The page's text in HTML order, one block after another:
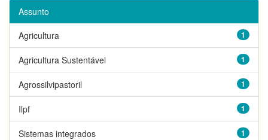
Assunto
1
Agricultura
1
Agricultura Sustentável
1
Agrossilvipastoril
1
Ilpf
1
Sistemas integrados